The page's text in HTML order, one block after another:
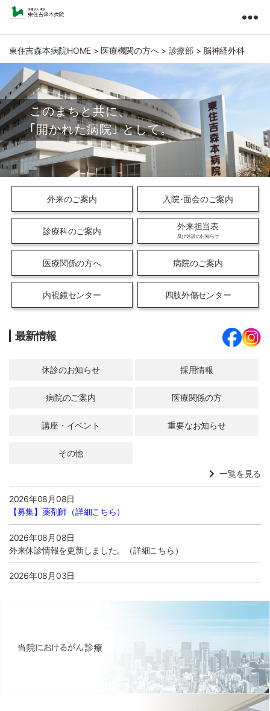
住
吉
森
本
病
院
医
療
法
人
橘
会
東住吉森本病院HOME > 医療機関の方へ > 診療部 > 脳神経外科
外来のご案内 入院･面会のご案内
診療科のご案内 外来担当表
及び休診のお知らせ
医療関係の方へ 病院のご案内
内視鏡センター 四肢外傷センター
最新情報
休診のお知らせ 採用情報
病院のご案内 医療関係の方
講座・イベント 重要なお知らせ
その他
一覧を見る
2026年08月08日
【募集】 薬剤師（詳細こちら）
2026年08月08日
外来休診情報を更新しました。（詳細こちら）
2026年08月03日
report Vol.61）
個人情報保護に関する利用目的に 「診療情報の管理およびシステム